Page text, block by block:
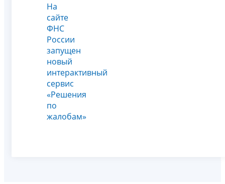
На
сайте
ФНС
России
запущен
новый
интерактивный
сервис
«Решения
по
жалобам»